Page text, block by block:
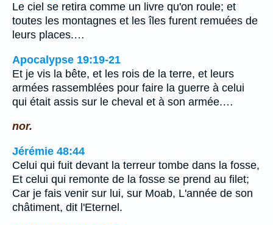
Le ciel se retira comme un livre qu'on roule; et
toutes les montagnes et les îles furent remuées de
leurs places.…
Apocalypse 19:19-21
Et je vis la bête, et les rois de la terre, et leurs
armées rassemblées pour faire la guerre à celui
qui était assis sur le cheval et à son armée.…
nor.
Jérémie 48:44
Celui qui fuit devant la terreur tombe dans la fosse,
Et celui qui remonte de la fosse se prend au filet;
Car je fais venir sur lui, sur Moab, L'année de son
châtiment, dit l'Eternel.